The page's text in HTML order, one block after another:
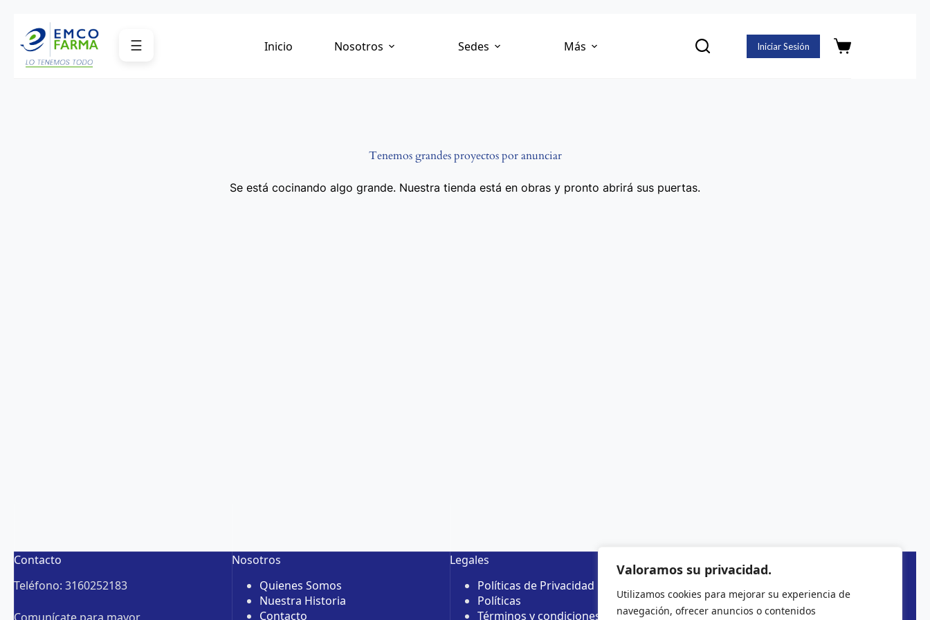
Valoramos su privacidad.
Utilizamos cookies para mejorar su experiencia de
navegación, ofrecer anuncios o contenidos
contenido
☰ Inicio Nosotros Sedes Más Iniciar Sesión
Carro
Tenemos grandes proyectos por anunciar
Se está cocinando algo grande. Nuestra tienda está en obras y pronto abrirá sus puertas.
Contacto
Teléfono: 3160252183
Nosotros
Quienes Somos
Nuestra Historia
Contacto
Legales
Políticas de Privacidad
Políticas
Términos y condiciones